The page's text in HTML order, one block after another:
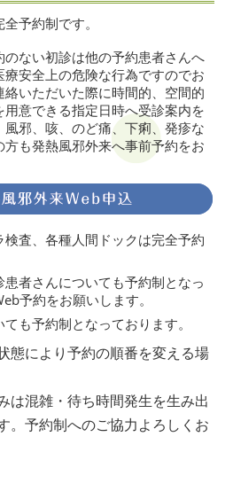
予約制です。
ない初診は他の予約患者さんへ
安全上の危険な行為ですのでお
いただいた際に時間的、空間的
意できる指定日時へ受診案内を
風邪、咳、のど痛、下痢、発疹な
方も発熱風邪外来へ事前予約をお
検査、各種人間ドックは完全予約
者さんについても予約制となっ
予約をお願いします。
も予約制となっております。
態により予約の順番を変える場
は混雑・待ち時間発生を生み出
。予約制へのご協力よろしくお